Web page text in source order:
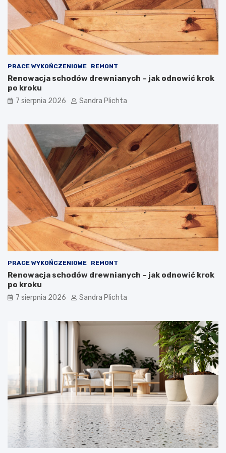
z
d
u
s
ą
o
m
i
e
?
PRACE WYKOŃCZENIOWE REMONT
Renowacja schodów drewnianych – jak odnowić krok
po kroku
7 sierpnia 2026 Sandra Plichta
PRACE WYKOŃCZENIOWE REMONT
Renowacja schodów drewnianych – jak odnowić krok
po kroku
7 sierpnia 2026 Sandra Plichta